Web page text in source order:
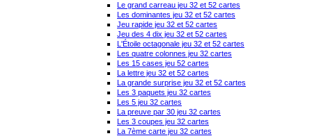
Le grand carreau jeu 32 et 52 cartes
Les dominantes jeu 32 et 52 cartes
Jeu rapide jeu 32 et 52 cartes
Jeu des 4 dix jeu 32 et 52 cartes
L'Étoile octagonale jeu 32 et 52 cartes
Les quatre colonnes jeu 32 cartes
Les 15 cases jeu 52 cartes
La lettre jeu 32 et 52 cartes
La grande surprise jeu 32 et 52 cartes
Les 3 paquets jeu 32 cartes
Les 5 jeu 32 cartes
La preuve par 30 jeu 32 cartes
Les 3 coupes jeu 32 cartes
La 7ème carte jeu 32 cartes